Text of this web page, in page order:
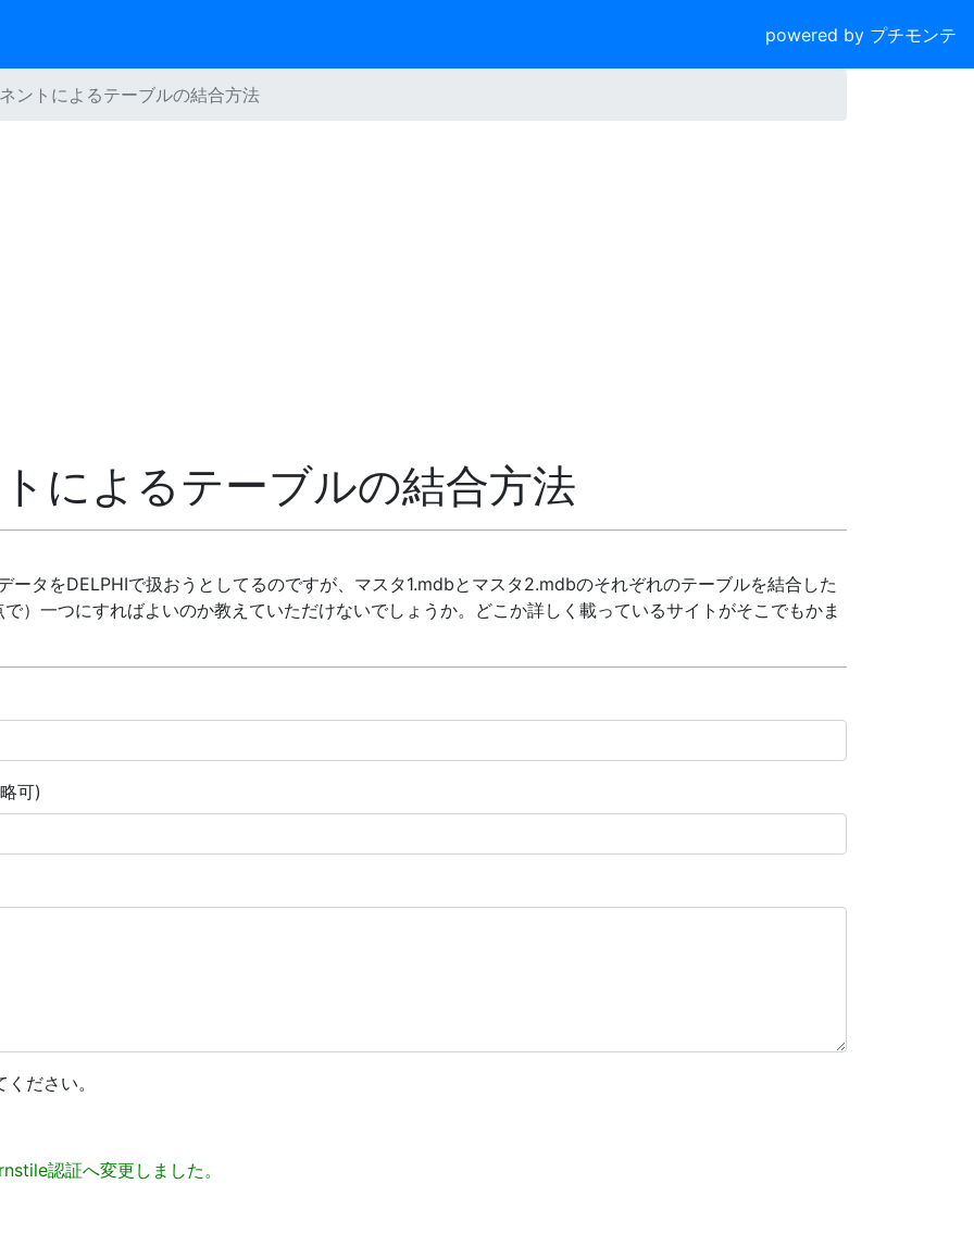
powered by プチモンテ
ントによるテーブルの結合方法
によるテーブルの結合方法
ータをDELPHIで扱おうとしてるのですが、マスタ1.mdbとマスタ2.mdbのそれぞれのテーブルを結合した
）一つにすればよいのか教えていただけないでしょうか。どこか詳しく載っているサイトがそこでもかま
可)
ださい。
認証へ変更しました。